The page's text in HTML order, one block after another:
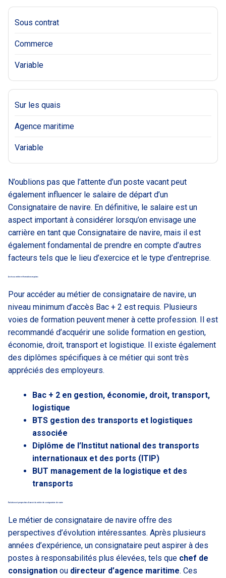
Sous contrat
Commerce
Variable
Sur les quais
Agence maritime
Variable
N’oublions pas que l’attente d’un poste vacant peut
également influencer le salaire de départ d’un
Consignataire de navire. En définitive, le salaire est un
aspect important à considérer lorsqu’on envisage une
carrière en tant que Consignataire de navire, mais il est
également fondamental de prendre en compte d’autres
facteurs tels que le lieu d’exercice et le type d’entreprise.
Accès au métier et formations requises
Pour accéder au métier de consignataire de navire, un
niveau minimum d’accès Bac + 2 est requis. Plusieurs
voies de formation peuvent mener à cette profession. Il est
recommandé d’acquérir une solide formation en gestion,
économie, droit, transport et logistique. Il existe également
des diplômes spécifiques à ce métier qui sont très
appréciés des employeurs.
Bac + 2 en gestion, économie, droit, transport,
logistique
BTS gestion des transports et logistiques
associée
Diplôme de l’Institut national des transports
internationaux et des ports (ITIP)
BUT management de la logistique et des
transports
Évolutions et perspectives d’avenir du métier de consignataire de navire
Le métier de consignataire de navire offre des
perspectives d’évolution intéressantes. Après plusieurs
années d’expérience, un consignataire peut aspirer à des
postes à responsabilités plus élevées, tels que chef de
consignation ou directeur d’agence maritime. Ces